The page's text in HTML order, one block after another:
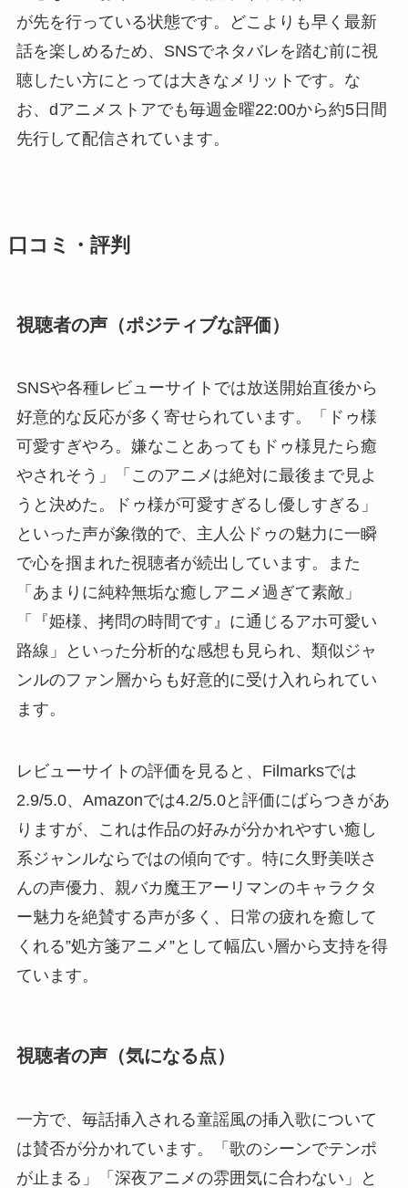
が先を行っている状態です。どこよりも早く最新
話を楽しめるため、SNSでネタバレを踏む前に視
聴したい方にとっては大きなメリットです。な
お、dアニメストアでも毎週金曜22:00から約5日間
先行して配信されています。
口コミ・評判
視聴者の声（ポジティブな評価）
SNSや各種レビューサイトでは放送開始直後から
好意的な反応が多く寄せられています。「ドゥ様
可愛すぎやろ。嫌なことあってもドゥ様見たら癒
やされそう」「このアニメは絶対に最後まで見よ
うと決めた。ドゥ様が可愛すぎるし優しすぎる」
といった声が象徴的で、主人公ドゥの魅力に一瞬
で心を掴まれた視聴者が続出しています。また
「あまりに純粋無垢な癒しアニメ過ぎて素敵」
「『姫様、拷問の時間です』に通じるアホ可愛い
路線」といった分析的な感想も見られ、類似ジャ
ンルのファン層からも好意的に受け入れられてい
ます。
レビューサイトの評価を見ると、Filmarksでは
2.9/5.0、Amazonでは4.2/5.0と評価にばらつきがあ
りますが、これは作品の好みが分かれやすい癒し
系ジャンルならではの傾向です。特に久野美咲さ
んの声優力、親バカ魔王アーリマンのキャラクタ
ー魅力を絶賛する声が多く、日常の疲れを癒して
くれる”処方箋アニメ”として幅広い層から支持を得
ています。
視聴者の声（気になる点）
一方で、毎話挿入される童謡風の挿入歌について
は賛否が分かれています。「歌のシーンでテンポ
が止まる」「深夜アニメの雰囲気に合わない」と